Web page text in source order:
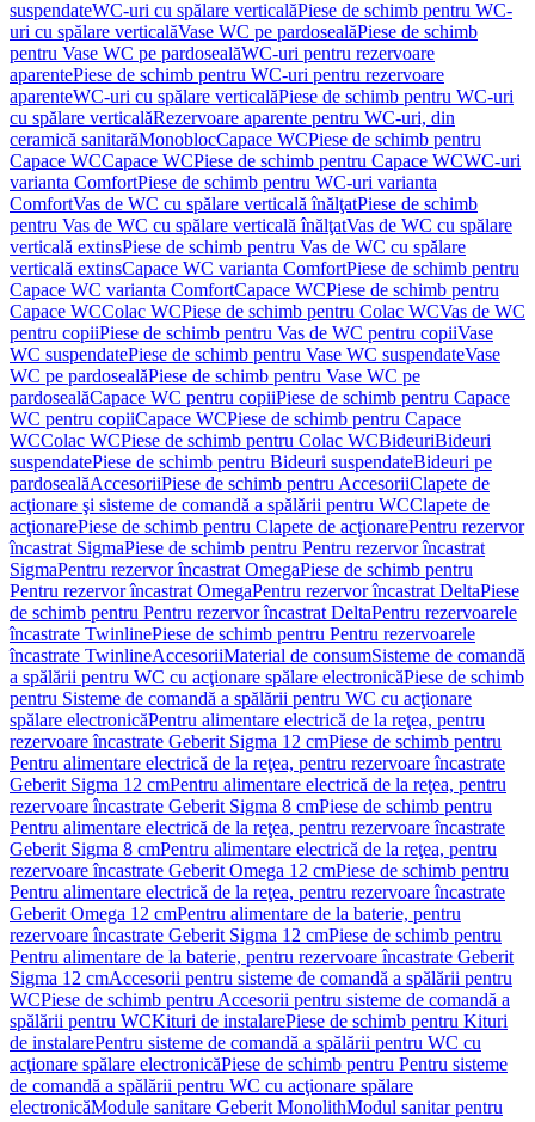
suspendateWC-uri cu spălare verticalăPiese de schimb pentru WC-
uri cu spălare verticalăVase WC pe pardosealăPiese de schimb
pentru Vase WC pe pardosealăWC-uri pentru rezervoare
aparentePiese de schimb pentru WC-uri pentru rezervoare
aparenteWC-uri cu spălare verticalăPiese de schimb pentru WC-uri
cu spălare verticalăRezervoare aparente pentru WC-uri, din
ceramică sanitarăMonoblocCapace WCPiese de schimb pentru
Capace WCCapace WCPiese de schimb pentru Capace WCWC-uri
varianta ComfortPiese de schimb pentru WC-uri varianta
ComfortVas de WC cu spălare verticală înălţatPiese de schimb
pentru Vas de WC cu spălare verticală înălţatVas de WC cu spălare
verticală extinsPiese de schimb pentru Vas de WC cu spălare
verticală extinsCapace WC varianta ComfortPiese de schimb pentru
Capace WC varianta ComfortCapace WCPiese de schimb pentru
Capace WCColac WCPiese de schimb pentru Colac WCVas de WC
pentru copiiPiese de schimb pentru Vas de WC pentru copiiVase
WC suspendatePiese de schimb pentru Vase WC suspendateVase
WC pe pardosealăPiese de schimb pentru Vase WC pe
pardosealăCapace WC pentru copiiPiese de schimb pentru Capace
WC pentru copiiCapace WCPiese de schimb pentru Capace
WCColac WCPiese de schimb pentru Colac WCBideuriBideuri
suspendatePiese de schimb pentru Bideuri suspendateBideuri pe
pardosealăAccesoriiPiese de schimb pentru AccesoriiClapete de
acţionare şi sisteme de comandă a spălării pentru WCClapete de
acţionarePiese de schimb pentru Clapete de acţionarePentru rezervor
încastrat SigmaPiese de schimb pentru Pentru rezervor încastrat
SigmaPentru rezervor încastrat OmegaPiese de schimb pentru
Pentru rezervor încastrat OmegaPentru rezervor încastrat DeltaPiese
de schimb pentru Pentru rezervor încastrat DeltaPentru rezervoarele
încastrate TwinlinePiese de schimb pentru Pentru rezervoarele
încastrate TwinlineAccesoriiMaterial de consumSisteme de comandă
a spălării pentru WC cu acţionare spălare electronicăPiese de schimb
pentru Sisteme de comandă a spălării pentru WC cu acţionare
spălare electronicăPentru alimentare electrică de la reţea, pentru
rezervoare încastrate Geberit Sigma 12 cmPiese de schimb pentru
Pentru alimentare electrică de la reţea, pentru rezervoare încastrate
Geberit Sigma 12 cmPentru alimentare electrică de la reţea, pentru
rezervoare încastrate Geberit Sigma 8 cmPiese de schimb pentru
Pentru alimentare electrică de la reţea, pentru rezervoare încastrate
Geberit Sigma 8 cmPentru alimentare electrică de la reţea, pentru
rezervoare încastrate Geberit Omega 12 cmPiese de schimb pentru
Pentru alimentare electrică de la reţea, pentru rezervoare încastrate
Geberit Omega 12 cmPentru alimentare de la baterie, pentru
rezervoare încastrate Geberit Sigma 12 cmPiese de schimb pentru
Pentru alimentare de la baterie, pentru rezervoare încastrate Geberit
Sigma 12 cmAccesorii pentru sisteme de comandă a spălării pentru
WCPiese de schimb pentru Accesorii pentru sisteme de comandă a
spălării pentru WCKituri de instalarePiese de schimb pentru Kituri
de instalarePentru sisteme de comandă a spălării pentru WC cu
acţionare spălare electronicăPiese de schimb pentru Pentru sisteme
de comandă a spălării pentru WC cu acţionare spălare
electronicăModule sanitare Geberit MonolithModul sanitar pentru